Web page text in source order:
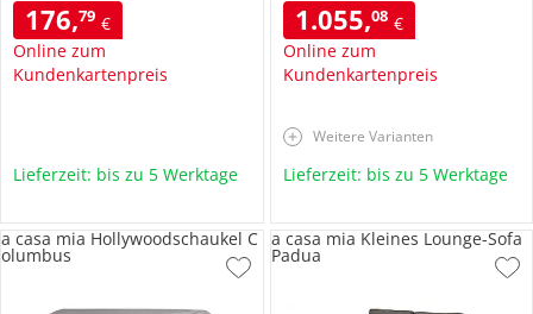
176,79 €
Online zum
Kundenkartenpreis
Lieferzeit: bis zu 5 Werktage
1.055,08 €
Online zum
Kundenkartenpreis
Weitere Varianten
Lieferzeit: bis zu 5 Werktage
a casa mia Hollywoodschaukel C
olumbus
a casa mia Kleines Lounge-Sofa
Padua